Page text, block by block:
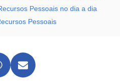
Pessoais no dia a dia
Pessoais